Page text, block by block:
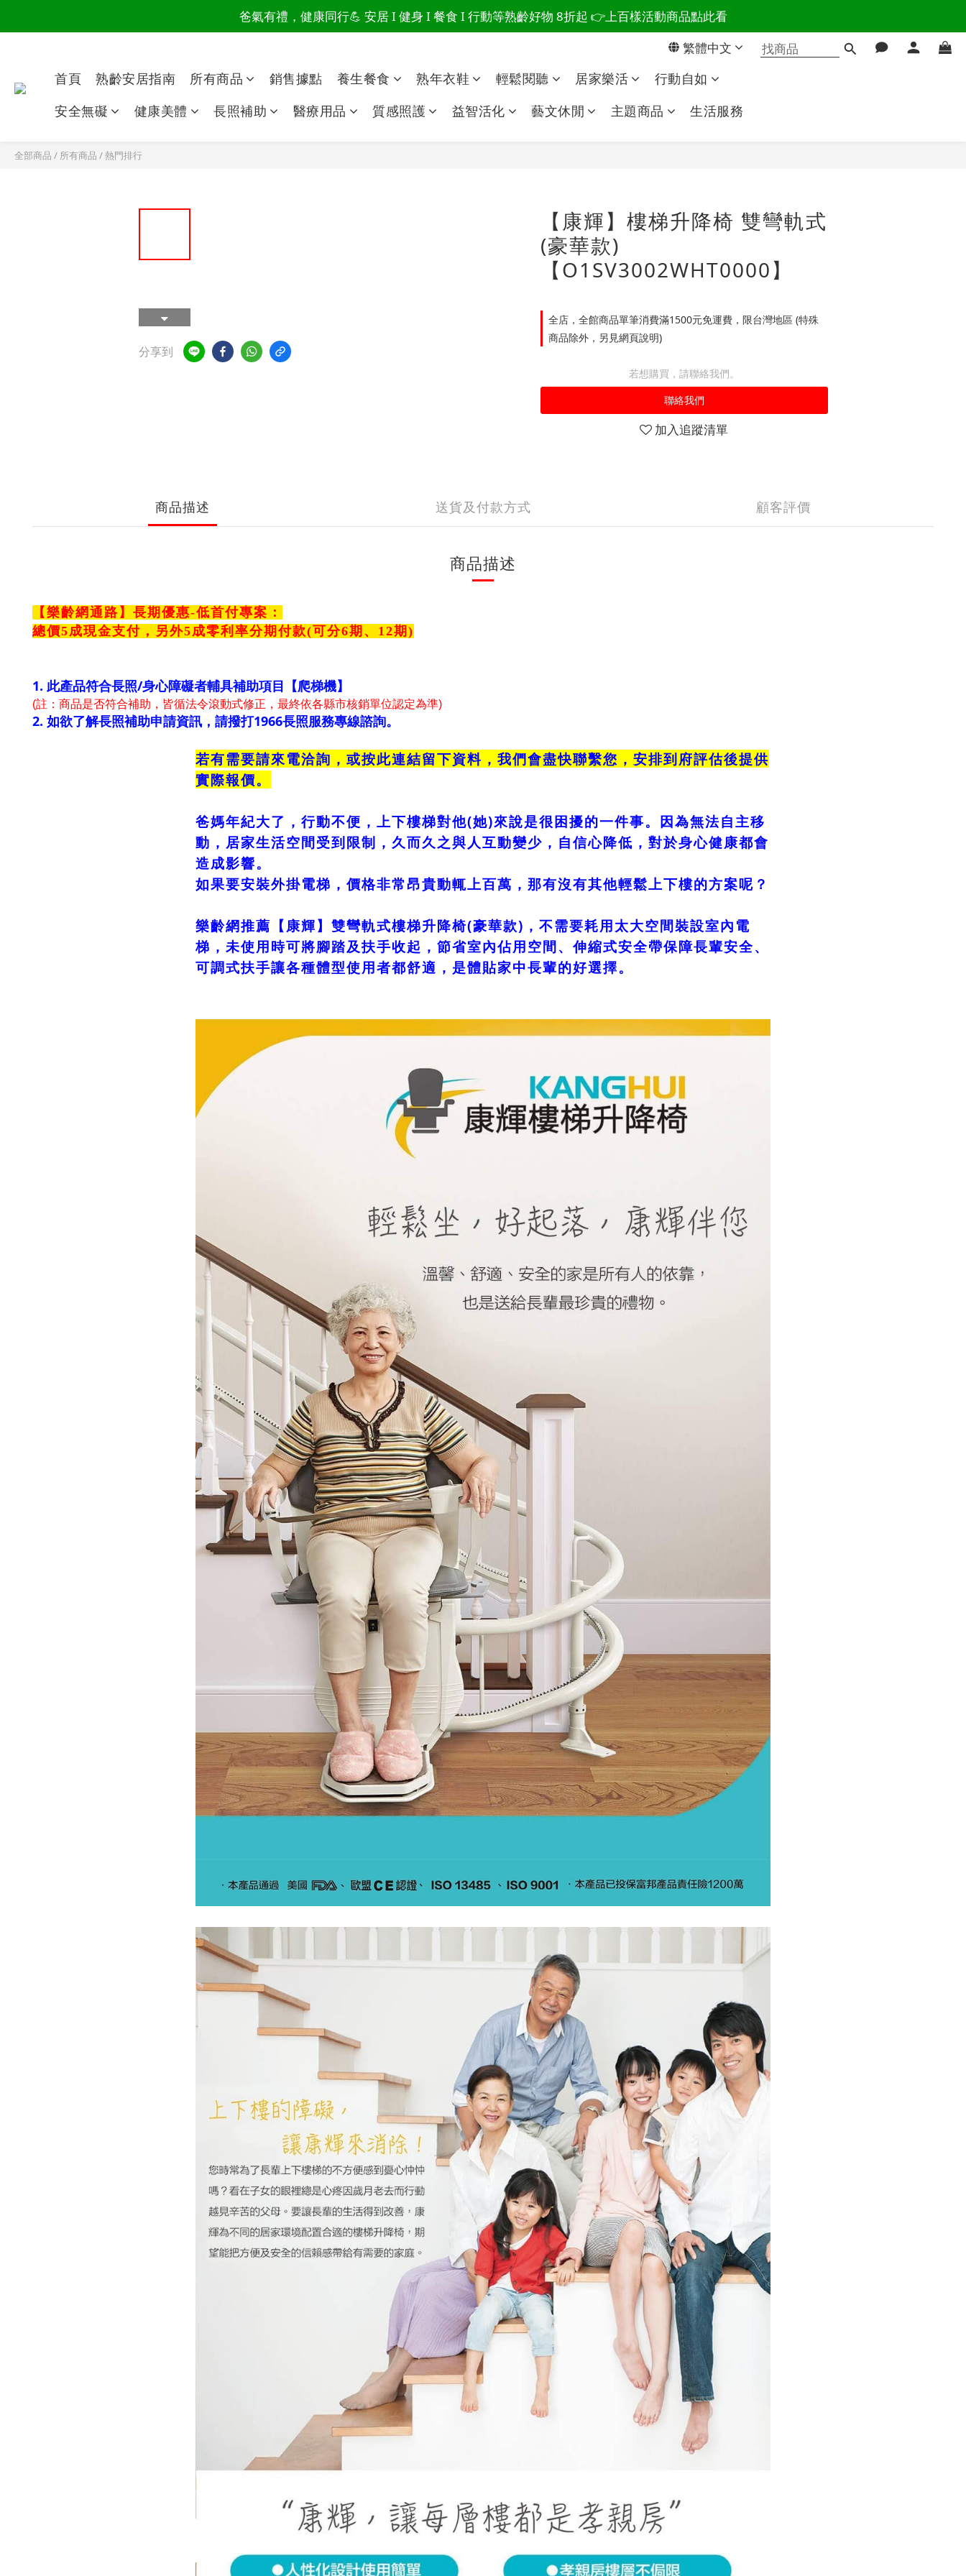
讀懂爸爸總說「不用買」的堅強 👉 3大生活貼心巧思，找回他的生活主導權
爸氣有禮，健康同行💪 安居 I 健身 I 餐食 I 行動等熟齡好物 8折起 👉上百樣活動商品點此看
讀懂爸爸總說「不用買」的堅強 👉 3大生活貼心巧思，找回他的生活主導權繁體中文
首頁 熟齡安居指南 所有商品 銷售據點 養生餐食 熟年衣鞋 輕鬆閱聽 居家樂活
行動自如
安全無礙
健康美體 長照補助 醫療用品 質感照護 益智活化 藝文休閒 主題商品 生活服務
全部商品 / 所有商品 /熱門排行
分享到
【康輝】樓梯升降椅 雙彎軌式
(豪華款)
【O1SV3002WHT0000】
全店，全館商品單筆消費滿1500元免運費，限台灣地區 (特殊
商品除外，另見網頁說明)
若想購買，請聯絡我們。
聯絡我們
加入追蹤清單
商品描述 送貨及付款方式 顧客評價
商品描述
【樂齡網通路】長期優惠-低首付專案 ：
總價5成現金支付，另外5成零利率分期付款(可分6期、12期)
1. 此產品符合長照/身心障礙者輔具補助項目【爬梯機】
(註：商品是否符合補助，皆循法令滾動式修正，最終依各縣市核銷單位認定為準)
2. 如欲了解長照補助申請資訊，請撥打1966長照服務專線諮詢。
若有需要請來電洽詢，或按此連結留下資料，我們會盡快聯繫您，安排到府評估後提供
實際報價。
爸媽年紀大了，行動不便，上下樓梯對他(她)來說是很困擾的一件事。 因為無法自主移
動，居家生活空間受到限制，久而久之與人互動變少，自信心降低，對於身心健康都會
造成影響。
如果要安裝外掛電梯，價格非常昂貴動輒上百萬，那有沒有其他輕鬆上下樓的方案呢？
樂齡網推薦【康輝】雙彎軌式樓梯升降椅(豪華款)，不需要耗用太大空間裝設室內電
梯，未使用時可將腳踏及扶手收起，節省室內佔用空間、伸縮式安全帶保障長輩安全、
可調式扶手讓各種體型使用者都舒適， 是體貼家中長輩的好選擇。